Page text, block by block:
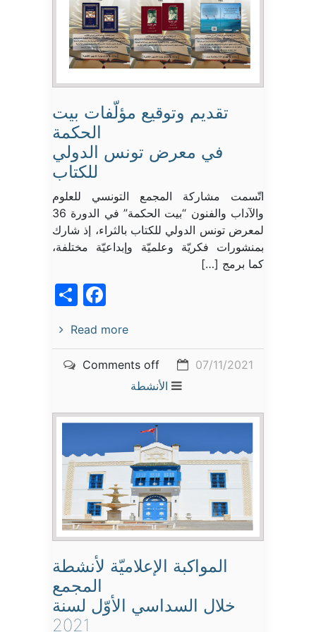
تقديم وتوقيع مؤلّفات بيت
الحكمة
في معرض تونس الدولي
للكتاب
اتّسمت مشاركة المجمع التونسي للعلوم
والآداب والفنون “بيت الحكمة” في الدورة 36
لمعرض تونس الدولي للكتاب بالثراء، إذ شارك
بمنشورات فكريّة وعلميّة وإبداعيّة مختلفة،
كما برمج […]
Read more
07/11/2021
Comments off
الأنشطة
المواكبة الإعلاميّة لأنشطة
المجمع
خلال السداسي الأوّل لسنة
2021